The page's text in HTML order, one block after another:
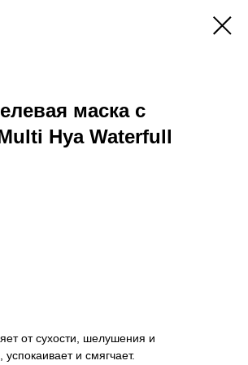
маска с
Hya Waterfull
от сухости, шелушения и
и смягчает.